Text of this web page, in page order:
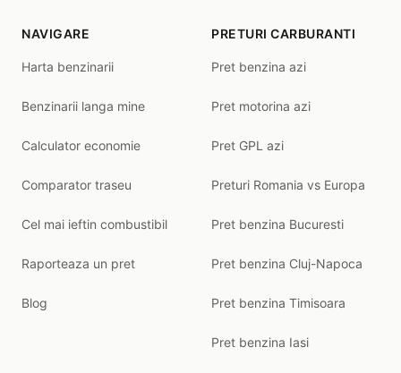
NAVIGARE
Harta benzinarii
Benzinarii langa mine
Calculator economie
Comparator traseu
Cel mai ieftin combustibil
Raporteaza un pret
Blog
PRETURI CARBURANTI
Pret benzina azi
Pret motorina azi
Pret GPL azi
Preturi Romania vs Europa
Pret benzina Bucuresti
Pret benzina Cluj-Napoca
Pret benzina Timisoara
Pret benzina Iasi